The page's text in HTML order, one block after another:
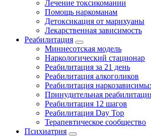
Лечение токсикомании
Помощь наркоманам
Детоксикация от марихуаны
Лекарственная зависимость
Реабилитация
Миннесотская модель
Наркологический стационар
Реабилитация за 21 день
Реабилитация алкоголиков
Реабилитация
Принудительная
Реабилитация 12 шагов
Реабилитация Day Top
Терапевтическое сообщество
Психиатрия